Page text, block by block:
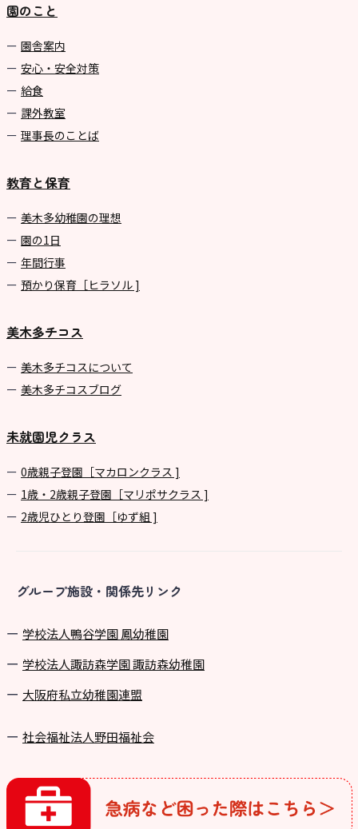
園のこと
園舎案内
安心・安全対策
給食
課外教室
理事長のことば
教育と保育
美⽊多幼稚園の理想
園の1⽇
年間⾏事
預かり保育［ヒラソル ]
美木多チコス
美⽊多チコスについて
美⽊多チコスブログ
未就園児クラス
0歳親子登園［マカロンクラス ]
1歳・2歳親子登園［マリポサクラス ]
2歳児ひとり登園［ゆず組 ]
グループ施設・関係先リンク
学校法⼈鴨⾕学園 鳳幼稚園
学校法⼈諏訪森学園 諏訪森幼稚園
⼤阪府私⽴幼稚園連盟
社会福祉法人野田福祉会